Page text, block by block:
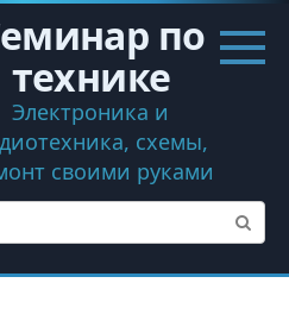
по
технике
Электроника и
схемы,
своими руками